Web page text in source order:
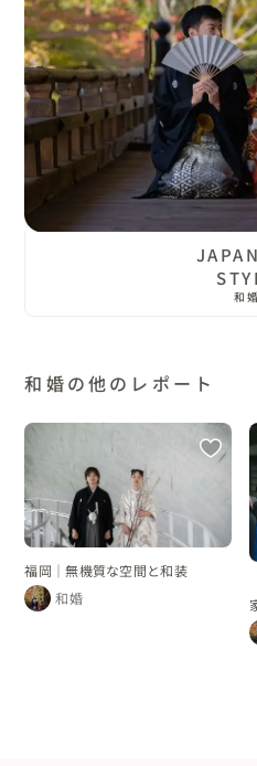
和婚
和婚の他のレポート
福岡｜無機質な空間と和装
和婚